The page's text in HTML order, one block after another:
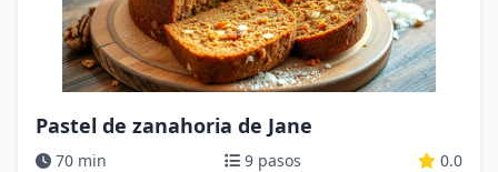
Pastel de zanahoria de Jane
70 min 9 pasos 0.0